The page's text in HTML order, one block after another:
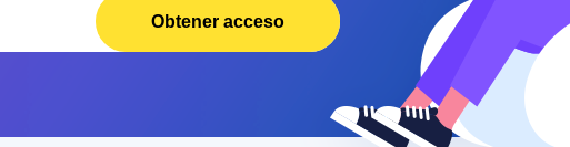
Obtener acceso